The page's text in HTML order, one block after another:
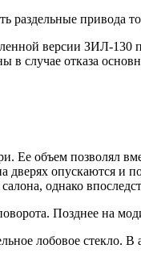
раздельные
версии ЗИЛ-130
в случае отказа
Ее объем позволял
дверях опускаются
однако
Позднее на
лобовое стекло.